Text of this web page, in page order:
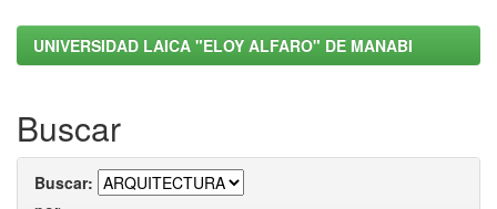
UNIVERSIDAD LAICA "ELOY ALFARO" DE MANABI
Buscar
Buscar: